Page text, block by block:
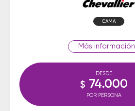
CAMA
información
DESDE
$ 74.000
POR PERSONA